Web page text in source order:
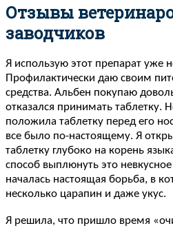
Отзывы
заводчиков
Я использую этот препарат уже
Профилактически даю своим
средства. Альбен покупаю
отказался принимать таблетку.
положила таблетку перед его
все было по-настоящему. Я
таблетку глубоко на корень
способ выплюнуть это невкусное
началась настоящая борьба, в
несколько царапин и даже укус.
Я решила, что пришло время